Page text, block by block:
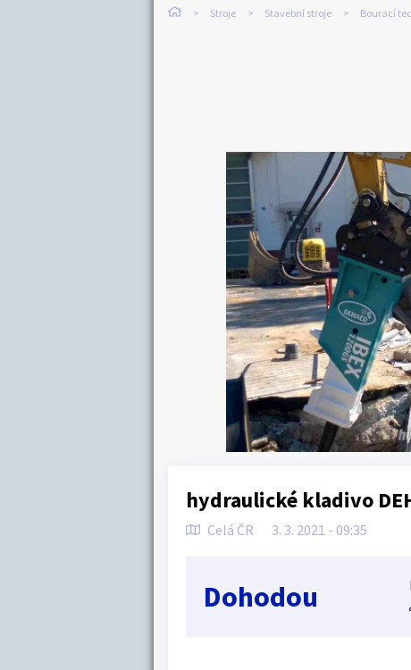
Stroje Stavební stroje Bourací
hydraulické kladivo
Celá ČR 3. 3. 2021 - 09:35
Dohodou